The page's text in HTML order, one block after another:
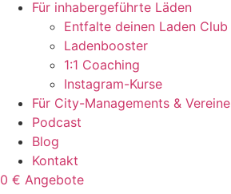
Für inhabergeführte Läden
Entfalte deinen Laden Club
Ladenbooster
1:1 Coaching
Instagram-Kurse
Für City-Managements & Vereine
Podcast
Blog
Kontakt
0 € Angebote